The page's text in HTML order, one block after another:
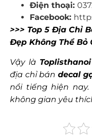
Điện thoại:
Facebook:
>>> Top 5 Địa Chỉ
Đẹp Không Thể Bỏ
Vậy là Toplisthanoi
địa chỉ bán decal
nổi tiếng hiện
không gian yêu